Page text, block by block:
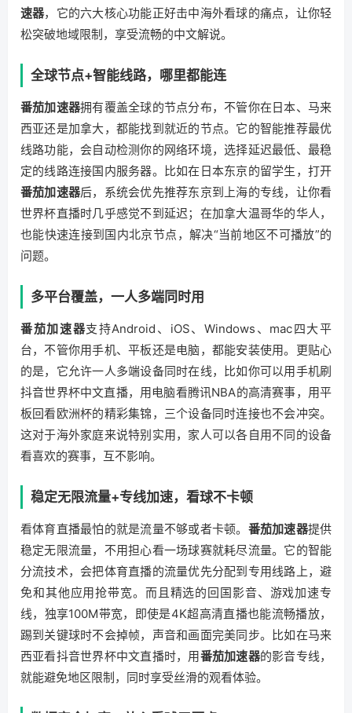
速器，它的六大核心功能正好击中海外看球的痛点，让你轻
松突破地域限制，享受流畅的中文解说。
全球节点+智能线路，哪里都能连
番茄加速器拥有覆盖全球的节点分布，不管你在日本、马来
西亚还是加拿大，都能找到就近的节点。它的智能推荐最优
线路功能，会自动检测你的网络环境，选择延迟最低、最稳
定的线路连接国内服务器。比如在日本东京的留学生，打开
番茄加速器后，系统会优先推荐东京到上海的专线，让你看
世界杯直播时几乎感觉不到延迟；在加拿大温哥华的华人，
也能快速连接到国内北京节点，解决“当前地区不可播放”的
问题。
多平台覆盖，一人多端同时用
番茄加速器支持Android、iOS、Windows、mac四大平
台，不管你用手机、平板还是电脑，都能安装使用。更贴心
的是，它允许一人多端设备同时在线，比如你可以用手机刷
抖音世界杯中文直播，用电脑看腾讯NBA的高清赛事，用平
板回看欧洲杯的精彩集锦，三个设备同时连接也不会冲突。
这对于海外家庭来说特别实用，家人可以各自用不同的设备
看喜欢的赛事，互不影响。
稳定无限流量+专线加速，看球不卡顿
看体育直播最怕的就是流量不够或者卡顿。 番茄加速器提供
稳定无限流量，不用担心看一场球赛就耗尽流量。它的智能
分流技术，会把体育直播的流量优先分配到专用线路上，避
免和其他应用抢带宽。而且精选的回国影音、游戏加速专
线，独享100M带宽，即使是4K超高清直播也能流畅播放，
踢到关键球时不会掉帧，声音和画面完美同步。比如在马来
西亚看抖音世界杯中文直播时，用番茄加速器的影音专线，
就能避免地区限制，同时享受丝滑的观看体验。